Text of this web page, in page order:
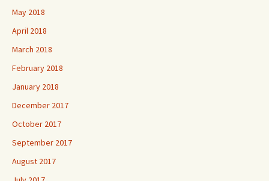
May 2018
April 2018
March 2018
February 2018
January 2018
December 2017
October 2017
September 2017
August 2017